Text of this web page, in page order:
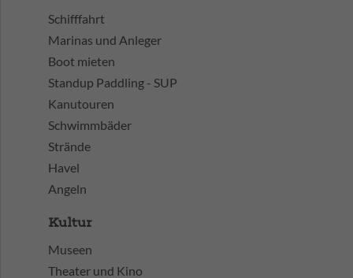
Schifffahrt
Marinas und Anleger
Boot mieten
Standup Paddling - SUP
Kanutouren
Schwimmbäder
Strände
Havel
Angeln
Kultur
Museen
Theater und Kino